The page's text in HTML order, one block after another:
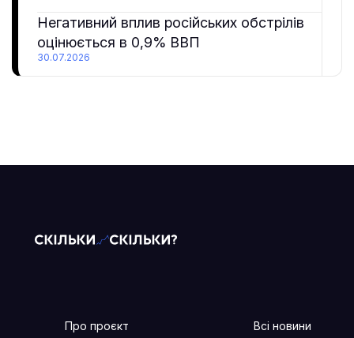
Негативний вплив російських обстрілів
оцінюється в 0,9% ВВП
30.07.2026
Про проєкт
Всі новини